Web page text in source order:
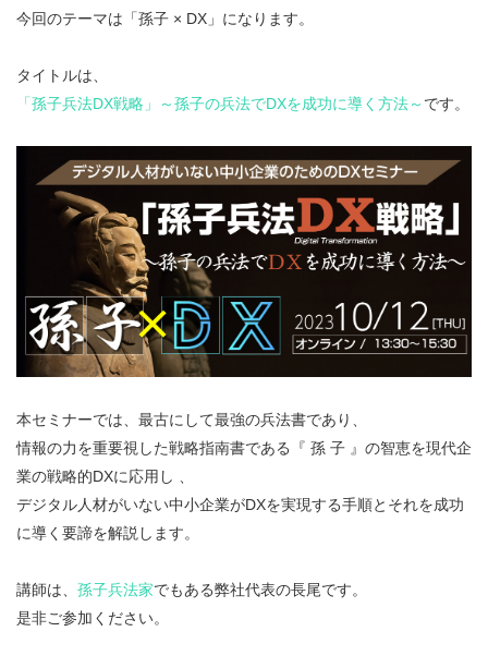
今回のテーマは「孫子 × DX」になります。
タイトルは、
「孫子兵法DX戦略」～孫子の兵法でDXを成功に導く方法～ です。
本セミナーでは、最古にして最強の兵法書であり、
情報の力を重要視した戦略指南書である『 孫 子 』の智恵を現代企
業の戦略的DXに応用し 、
デジタル人材がいない中小企業がDXを実現する手順とそれを成功
に導く要諦を解説します。
講師は、 孫子兵法家でもある弊社代表の長尾です。
是非ご参加ください。